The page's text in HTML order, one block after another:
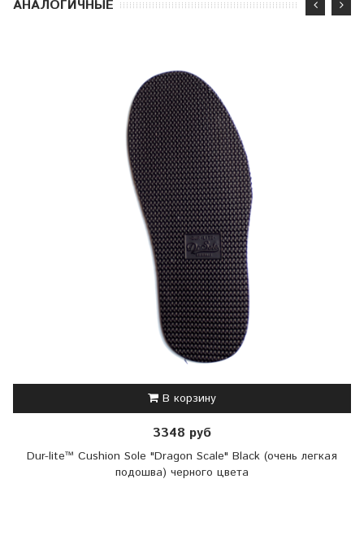
АНАЛОГИЧНЫЕ
В корзину
3348 руб
Dur-lite™ Cushion Sole "Dragon Scale" Black (очень легкая
подошва) черного цвета